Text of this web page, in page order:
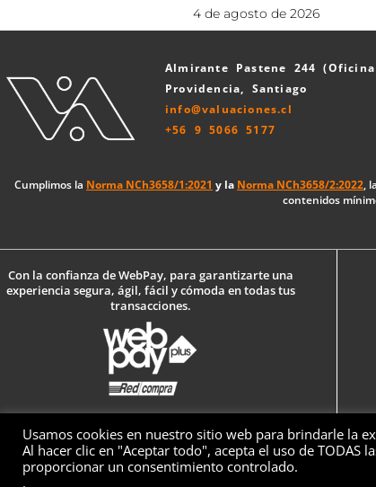
4 de agosto de 2026
Almirante Pastene 244
Providencia, Santiago
info@valuaciones.cl
+56 9 5066 5177
Cumplimos la Norma NCh3658/1:2021 y la Norma NCh3658/2:2022,
contenidos
Con la confianza de WebPay, para garantizarte una
experiencia segura, ágil, fácil y cómoda en todas tus
transacciones.
© 2026 Valuaciones — Todos los derechos
Usamos cookies en nuestro sitio web para brindarle la
Al hacer clic en "Aceptar todo", acepta el uso de
proporcionar un consentimiento controlado.
.